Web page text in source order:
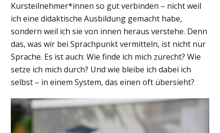
Kursteilnehmer*innen so gut verbinden – nicht weil
ich eine didaktische Ausbildung gemacht habe,
sondern weil ich sie von innen heraus verstehe. Denn
das, was wir bei Sprachpunkt vermitteln, ist nicht nur
Sprache. Es ist auch: Wie finde ich mich zurecht? Wie
setze ich mich durch? Und wie bleibe ich dabei ich
selbst – in einem System, das einen oft übersieht?